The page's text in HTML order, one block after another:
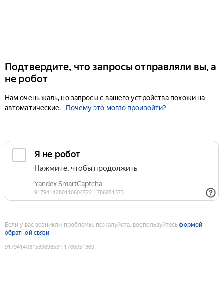
Подтвердите, что запросы отправляли вы, а
не робот
Нам очень жаль, но запросы с вашего устройства похожи на
автоматические.
Почему это могло произойти?
Если у вас возникли проблемы, пожалуйста, воспользуйтесьформой
обратной связи
9179414031539898531 :1786051369